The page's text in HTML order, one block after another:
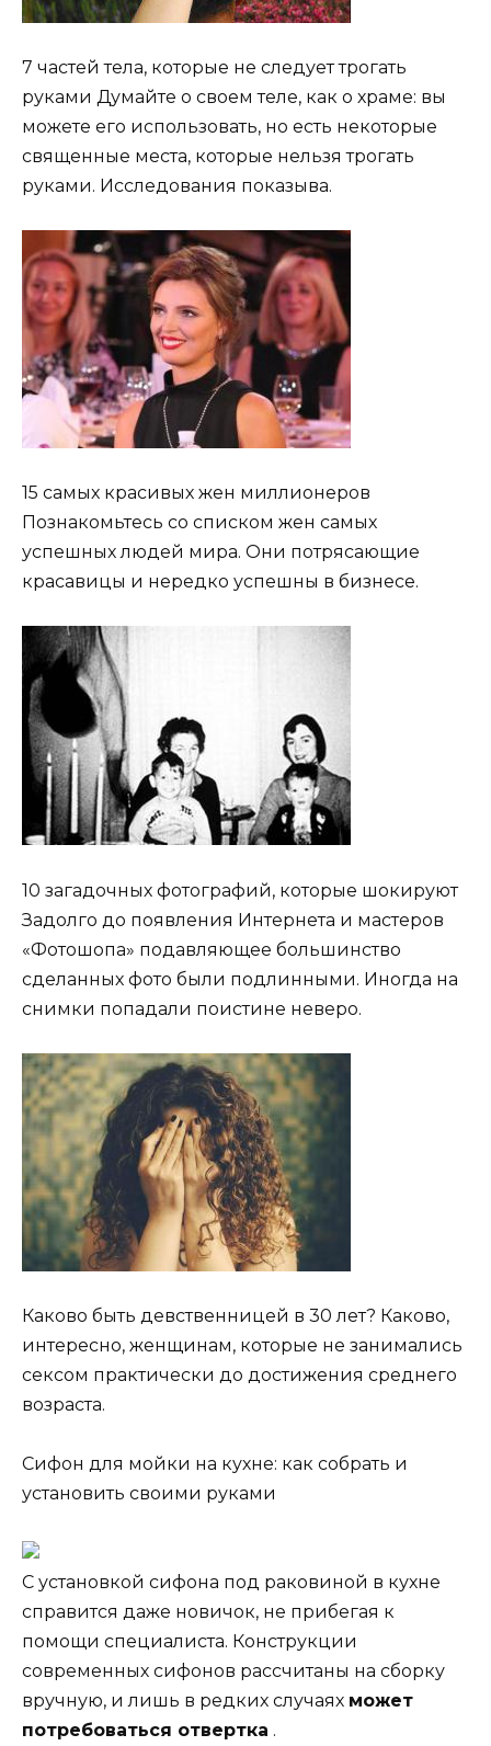
7 частей тела, которые не следует трогать
руками Думайте о своем теле, как о храме: вы
можете его использовать, но есть некоторые
священные места, которые нельзя трогать
руками. Исследования показыва.
15 самых красивых жен миллионеров
Познакомьтесь со списком жен самых
успешных людей мира. Они потрясающие
красавицы и нередко успешны в бизнесе.
10 загадочных фотографий, которые шокируют
Задолго до появления Интернета и мастеров
«Фотошопа» подавляющее большинство
сделанных фото были подлинными. Иногда на
снимки попадали поистине неверо.
Каково быть девственницей в 30 лет? Каково,
интересно, женщинам, которые не занимались
сексом практически до достижения среднего
возраста.
Сифон для мойки на кухне: как собрать и
установить своими руками
С установкой сифона под раковиной в кухне
справится даже новичок, не прибегая к
помощи специалиста. Конструкции
современных сифонов рассчитаны на сборку
вручную, и лишь в редких случаях может
потребоваться отвертка .